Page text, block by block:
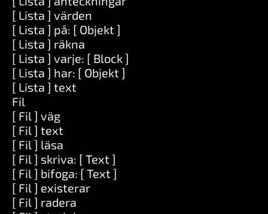
[ Lista ] värden
[ Lista ] på: [ Objekt ]
[ Lista ] räkna
[ Lista ] varje: [ Block ]
[ Lista ] har: [ Objekt ]
[ Lista ] text
Fil
[ Fil ] väg
[ Fil ] text
[ Fil ] läsa
[ Fil ] skriva: [ Text ]
[ Fil ] bifoga: [ Text ]
[ Fil ] existerar
[ Fil ] radera